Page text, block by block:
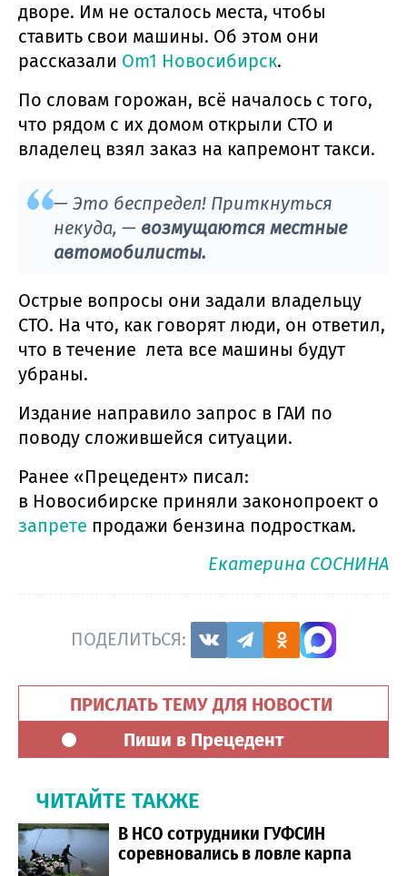
дворе. Им не осталось места, чтобы
ставить свои машины. Об этом они
рассказали Om1 Новосибирск.
По словам горожан, всё началось с того,
что рядом с их домом открыли СТО и
владелец взял заказ на капремонт такси.
— Это беспредел! Приткнуться
некуда, — возмущаются местные
автомобилисты.
Острые вопросы они задали владельцу
СТО. На что, как говорят люди, он ответил,
что в течение лета все машины будут
убраны.
Издание направило запрос в ГАИ по
поводу сложившейся ситуации.
Ранее «Прецедент» писал:
в Новосибирске приняли законопроект о
запрете продажи бензина подросткам.
Екатерина СОСНИНА
ПОДЕЛИТЬСЯ:
ПРИСЛАТЬ ТЕМУ ДЛЯ НОВОСТИ
Пиши в Прецедент
ЧИТАЙТЕ ТАКЖЕ
В НСО сотрудники ГУФСИН
соревновались в ловле карпа